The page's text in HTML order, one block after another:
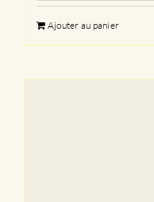
Ajouter au panier